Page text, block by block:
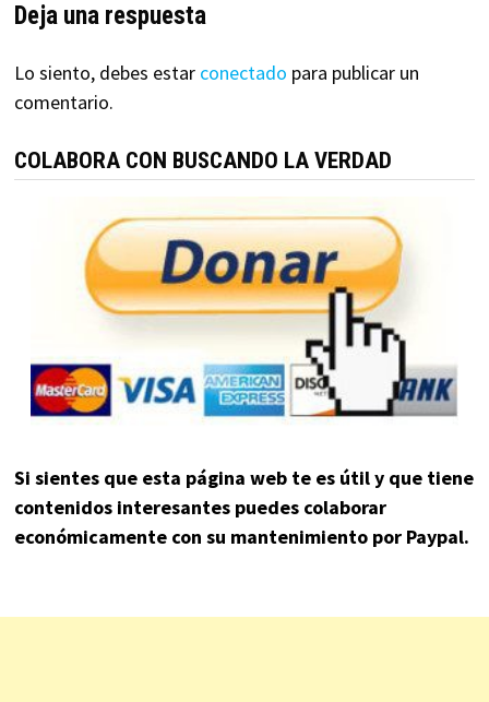
Deja una respuesta
Lo siento, debes estar conectado para publicar un
comentario.
COLABORA CON BUSCANDO LA VERDAD
Si sientes que esta página web te es útil y que tiene
contenidos interesantes puedes colaborar
económicamente con su mantenimiento por Paypal.